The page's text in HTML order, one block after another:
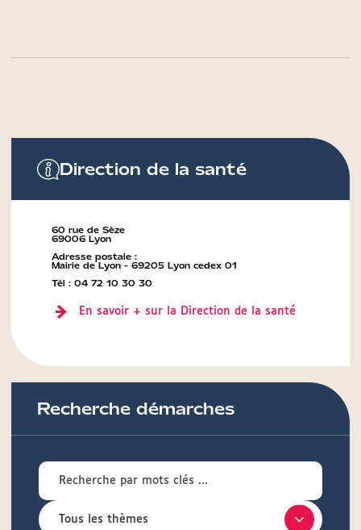
Direction de la santé
60 rue de Sèze
69006 Lyon
Adresse postale :
Mairie de Lyon - 69205 Lyon cedex 01
Tél : 04 72 10 30 30
En savoir + sur la Direction de la santé
Recherche démarches